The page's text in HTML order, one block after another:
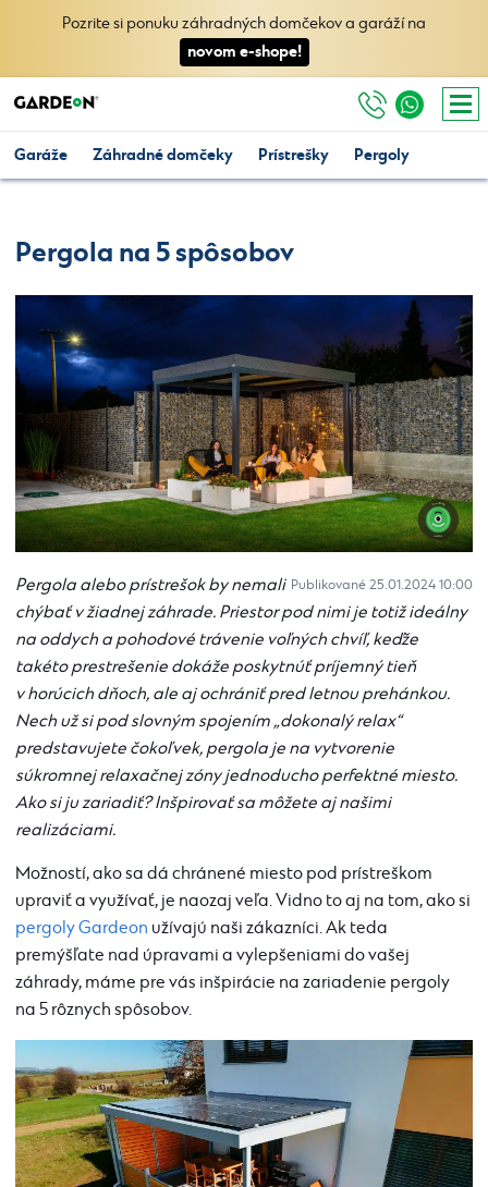
Pozrite si ponuku záhradných domčekov a garáží na
novom e-shope!
Garáže Záhradné domčeky Prístrešky Pergoly
Pergola na 5 spôsobov
Publikované 25.01.2024 10:00
Pergola alebo prístrešok by nemali
chýbať v žiadnej záhrade. Priestor pod nimi je totiž ideálny
na oddych a pohodové trávenie voľných chvíľ, keďže
takéto prestrešenie dokáže poskytnúť príjemný tieň
v horúcich dňoch, ale aj ochrániť pred letnou prehánkou.
Nech už si pod slovným spojením „dokonalý relax“
predstavujete čokoľvek, pergola je na vytvorenie
súkromnej relaxačnej zóny jednoducho perfektné miesto.
Ako si ju zariadiť? Inšpirovať sa môžete aj našimi
realizáciami.
Možností, ako sa dá chránené miesto pod prístreškom
upraviť a využívať, je naozaj veľa. Vidno to aj na tom, ako si
pergoly Gardeon užívajú naši zákazníci. Ak teda
premýšľate nad úpravami a vylepšeniami do vašej
záhrady, máme pre vás inšpirácie na zariadenie pergoly
na 5 rôznych spôsobov.